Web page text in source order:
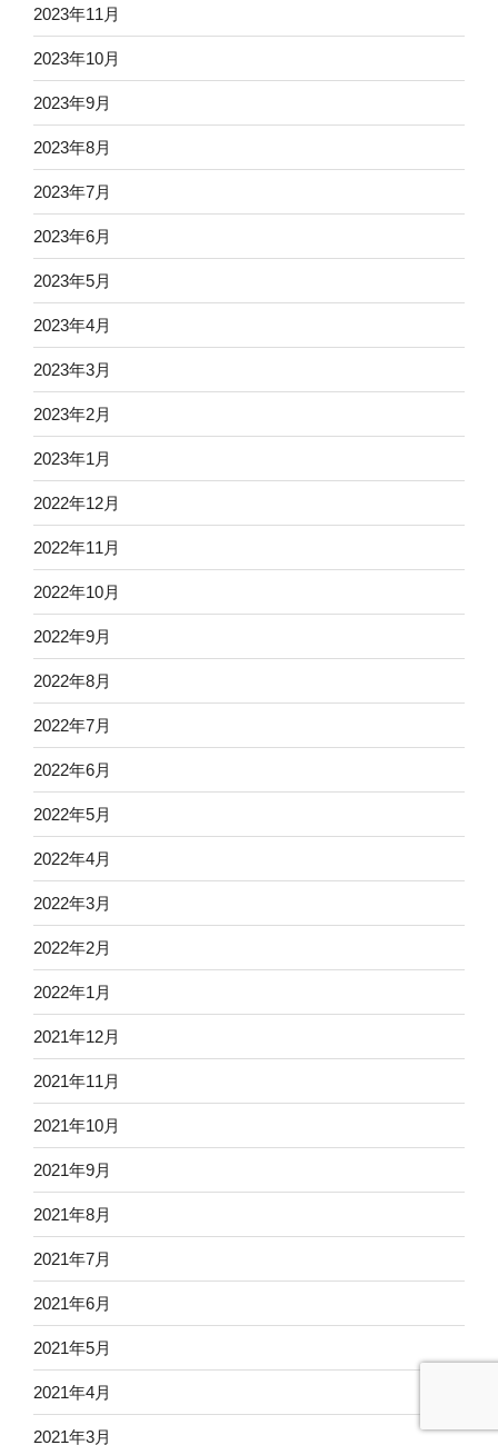
2023年11月
2023年10月
2023年9月
2023年8月
2023年7月
2023年6月
2023年5月
2023年4月
2023年3月
2023年2月
2023年1月
2022年12月
2022年11月
2022年10月
2022年9月
2022年8月
2022年7月
2022年6月
2022年5月
2022年4月
2022年3月
2022年2月
2022年1月
2021年12月
2021年11月
2021年10月
2021年9月
2021年8月
2021年7月
2021年6月
2021年5月
2021年4月
2021年3月